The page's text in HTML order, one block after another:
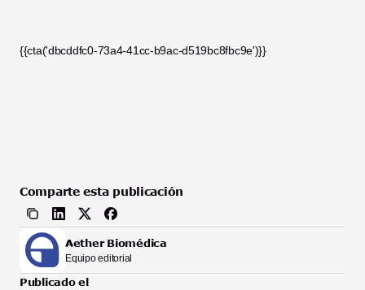
{{cta('dbcddfc0-73a4-41cc-b9ac-d519bc8fbc9e')}}
Comparte esta publicación
Aether Biomédica
Equipo editorial
Publicado el